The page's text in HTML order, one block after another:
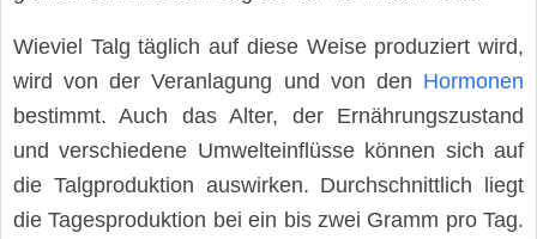
Wieviel Talg täglich auf diese Weise produziert wird,
wird von der Veranlagung und von den Hormonen
bestimmt. Auch das Alter, der Ernährungszustand
und verschiedene Umwelteinflüsse können sich auf
die Talgproduktion auswirken. Durchschnittlich liegt
die Tagesproduktion bei ein bis zwei Gramm pro Tag.